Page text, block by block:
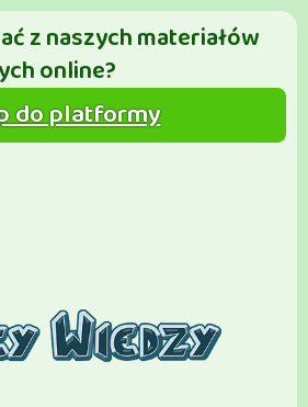
z naszych materiałów
online?
do platformy